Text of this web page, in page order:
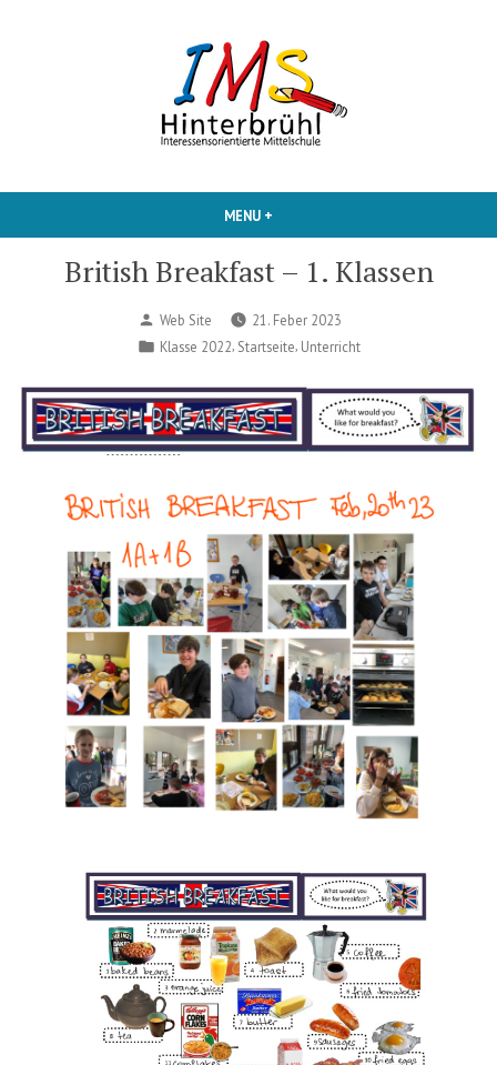
IMS Hinterbruehl
MENU +
British Breakfast – 1. Klassen
Posted
by
Web Site
21. Feber 2023
Posted
Klasse 2022 Startseite Unterricht